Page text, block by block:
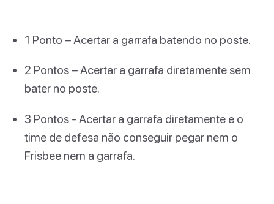
1 Ponto – Acertar a garrafa batendo no poste.
2 Pontos – Acertar a garrafa diretamente sem
bater no poste.
3 Pontos - Acertar a garrafa diretamente e o
time de defesa não conseguir pegar nem o
Frisbee nem a garrafa.